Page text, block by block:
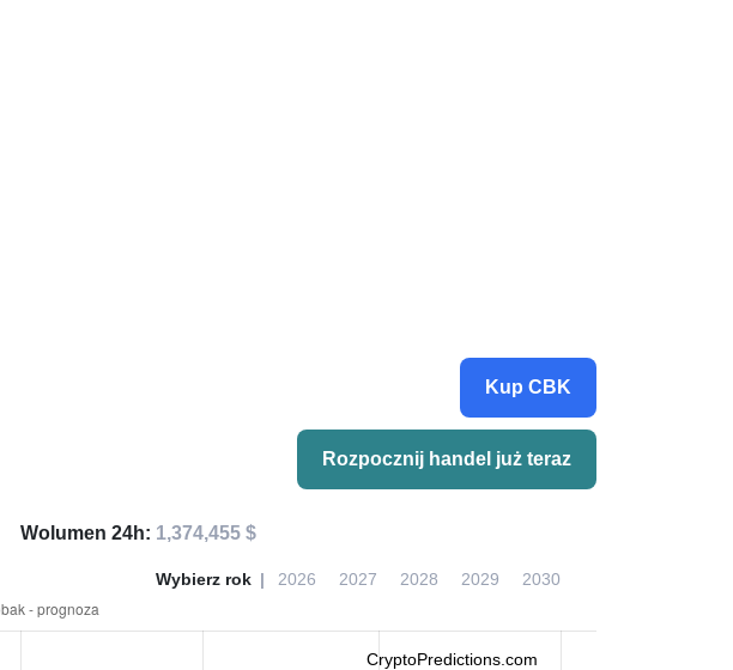
Kup CBK
Rozpocznij handel już teraz
Wolumen 24h: 1,374,455 $
Wybierz rok 2026 2027 2028 2029 2030
CryptoPredictions.com